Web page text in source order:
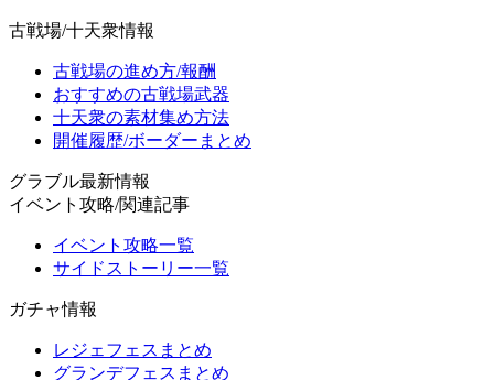
古戦場/十天衆情報
古戦場の進め方/報酬
おすすめの古戦場武器
十天衆の素材集め方法
開催履歴/ボーダーまとめ
グラブル最新情報
イベント攻略/関連記事
イベント攻略一覧
サイドストーリー一覧
ガチャ情報
レジェフェスまとめ
グランデフェスまとめ